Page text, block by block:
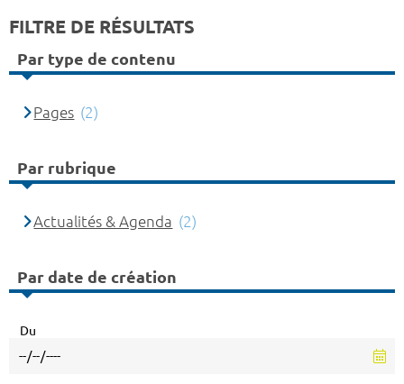
FILTRE DE RÉSULTATS
Par type de contenu
Pages (2)
Par rubrique
Actualités & Agenda (2)
Par date de création
Du